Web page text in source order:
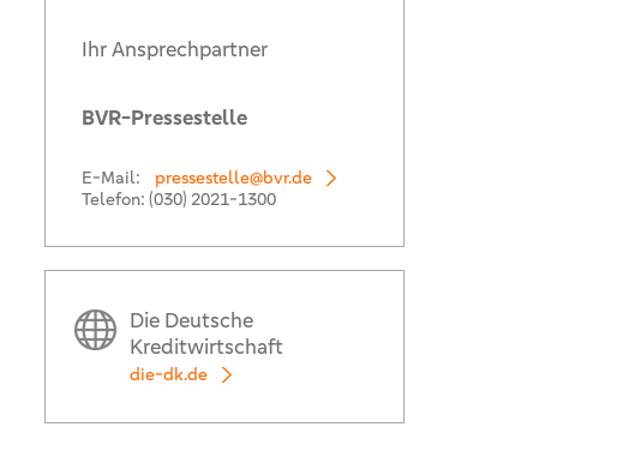
Ihr Ansprechpartner
BVR-Pressestelle
E-Mail:
pressestelle@bvr.de
Telefon: (030) 2021-1300
Die Deutsche
Kreditwirtschaft
die-dk.de